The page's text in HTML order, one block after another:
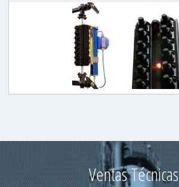
Ventas Técnicas